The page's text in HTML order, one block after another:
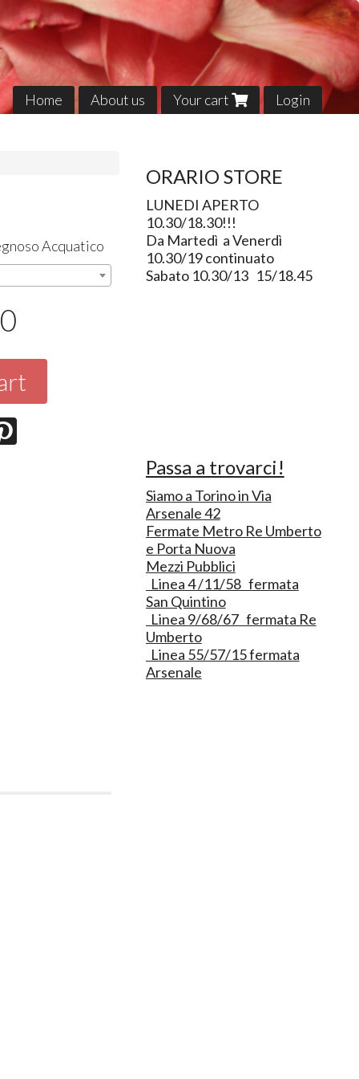
Home About us Your cart Login
Acquatico
ORARIO STORE
LUNEDI APERTO
10.30/18.30!!!
Da Martedì a Venerdì
10.30/19 continuato
Sabato 10.30/13 15/18.45
Passa a trovarci!
Siamo a Torino in Via
Arsenale 42
Fermate Metro Re Umberto
e Porta Nuova
Mezzi Pubblici
Linea 4 /11/58 fermata
San Quintino
Linea 9/68/67 fermata Re
Umberto
Linea 55/57/15 fermata
Arsenale